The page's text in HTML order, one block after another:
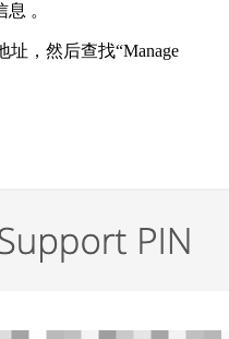
。
，然后查找“Manage